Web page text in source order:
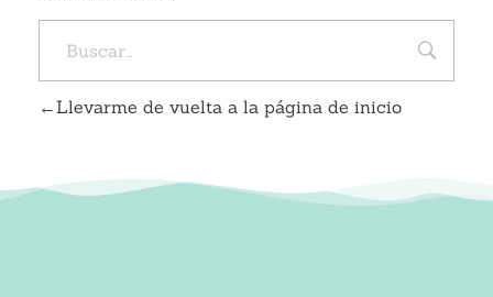
Llevarme de vuelta a la página de inicio